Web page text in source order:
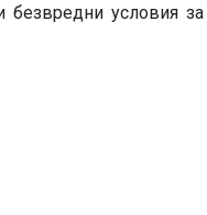
безвредни условия